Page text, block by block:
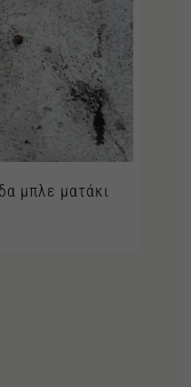
μπλε ματάκι